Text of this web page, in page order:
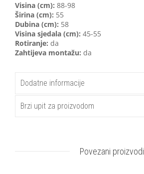
Visina (cm): 88-98
Širina (cm): 55
Dubina (cm): 58
Visina sjedala (cm): 45-55
Rotiranje: da
Zahtijeva montažu: da
Dodatne informacije
Brzi upit za proizvodom
Povezani proizvodi